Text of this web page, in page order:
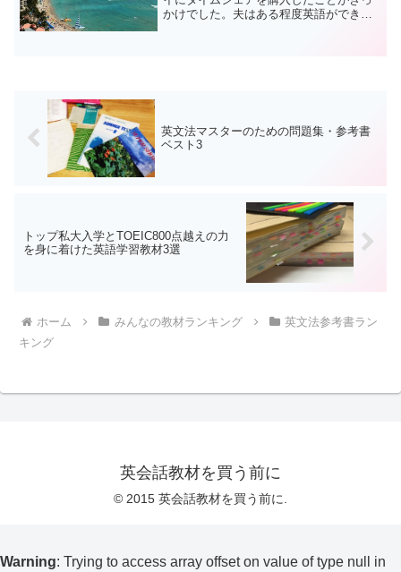
かけでした。夫はある程度英語ができる
英文法マスターのための問題集・参考書
ベスト3
トップ私大入学とTOEIC800点越えの力
を身に着けた英語学習教材3選
ホーム みんなの教材ランキング
英文法参考書ラン
キング
英会話教材を買う前に
© 2015 英会話教材を買う前に.
Warning: Trying to access array offset on value of type null in